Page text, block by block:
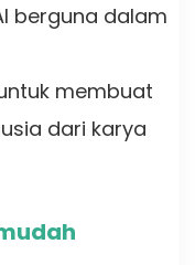
berguna dalam
membuat
dari karya